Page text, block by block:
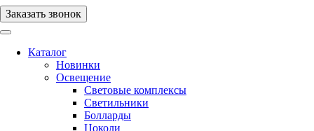
Заказать звонок
Каталог
Новинки
Освещение
Световые комплексы
Светильники
Болларды
Цоколи